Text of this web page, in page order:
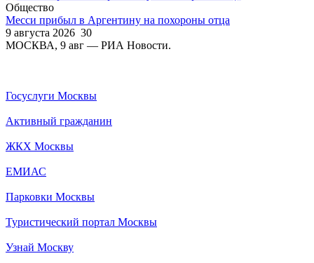
Общество
Месси прибыл в Аргентину на похороны отца
9 августа 2026 30
МОСКВА, 9 авг — РИА Новости.
Госуслуги Москвы
Активный гражданин
ЖКХ Москвы
ЕМИАС
Парковки Москвы
Туристический портал Москвы
Узнай Москву